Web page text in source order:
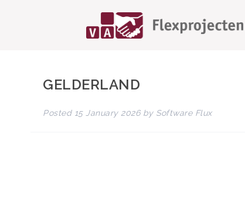
GELDERLAND
Posted 15 January 2026by Software Flux